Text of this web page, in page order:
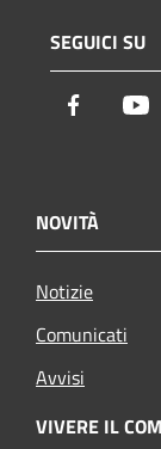
SEGUICI SU
Facebook
NOVITÀ
Notizie
Comunicati
Avvisi
VIVERE IL